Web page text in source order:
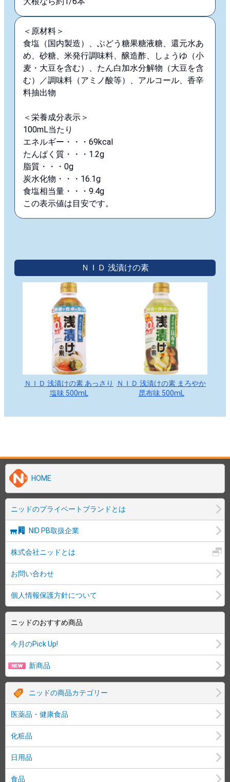
HOME
ニッドのプライベートブランドとは
NID PB取扱企業
株式会社ニッドとは
お問い合わせ
個人情報保護方針について
ニッドのおすすめ商品
今月のPick Up!
新商品
ニッドの商品カテゴリー
医薬品・健康食品
化粧品
日用品
食品